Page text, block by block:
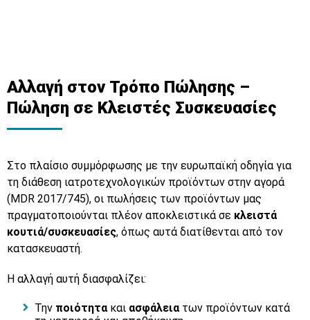
Αλλαγή στον Τρόπο Πώλησης –
Πώληση σε Κλειστές Συσκευασίες
Στο πλαίσιο συμμόρφωσης με την ευρωπαϊκή οδηγία για
τη διάθεση ιατροτεχνολογικών προϊόντων στην αγορά
(MDR 2017/745), οι πωλήσεις των προϊόντων μας
πραγματοποιούνται πλέον αποκλειστικά σε κλειστά
κουτιά/συσκευασίες, όπως αυτά διατίθενται από τον
κατασκευαστή.
Η αλλαγή αυτή διασφαλίζει:
Την ποιότητακαι ασφάλειατων προϊόντων κατά